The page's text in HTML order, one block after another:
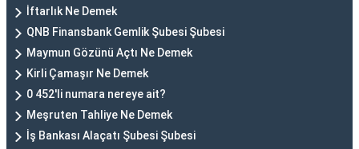
İftarlık Ne Demek
QNB Finansbank Gemlik Şubesi Şubesi
Maymun Gözünü Açtı Ne Demek
Kirli Çamaşır Ne Demek
0 452'li numara nereye ait?
Meşruten Tahliye Ne Demek
İş Bankası Alaçatı Şubesi Şubesi